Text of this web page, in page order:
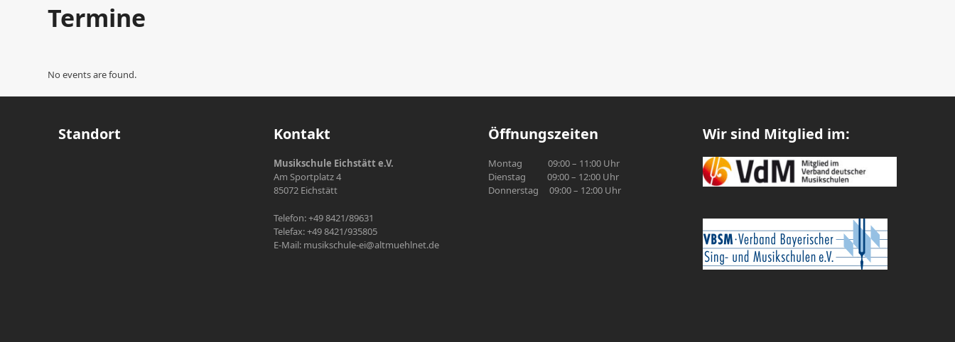
Termine
No events are found.
Standort Kontakt
Musikschule Eichstätt e.V.
Am Sportplatz 4
85072 Eichstätt
Telefon: +49 8421/89631
Telefax: +49 8421/935805
E-Mail: musikschule-ei@altmuehlnet.de
Öffnungszeiten
Montag 09:00 – 11:00 Uhr
Dienstag 09:00 – 12:00 Uhr
Donnerstag 09:00 – 12:00 Uhr
Wir sind Mitglied im: